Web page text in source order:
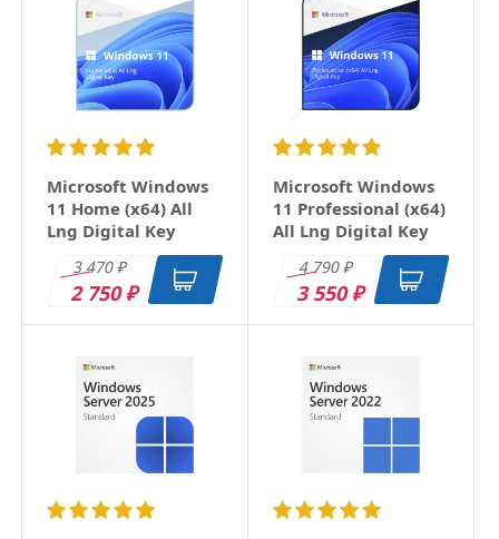
Email
Заголовок
Оцените товар
Microsoft Windows
11 Home (x64) All
Lng Digital Key
3 470₽
2 750₽
Microsoft Windows
11 Professional (x64)
All Lng Digital Key
4 790₽
3 550₽